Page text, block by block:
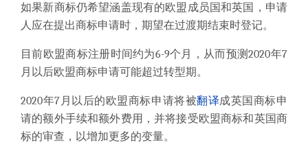
如果新商标仍希望涵盖现有的欧盟成员国和英国，申请
人应在提出商标申请时，期望在过渡期结束时登记。
目前欧盟商标注册时间约为6-9个月，从而预测2020年7
月以后欧盟商标申请可能超过转型期。
2020年7月以后的欧盟商标申请将被翻译成英国商标申
请的额外手续和额外费用，并将接受欧盟商标和英国商
标的审查，以增加更多的变量。